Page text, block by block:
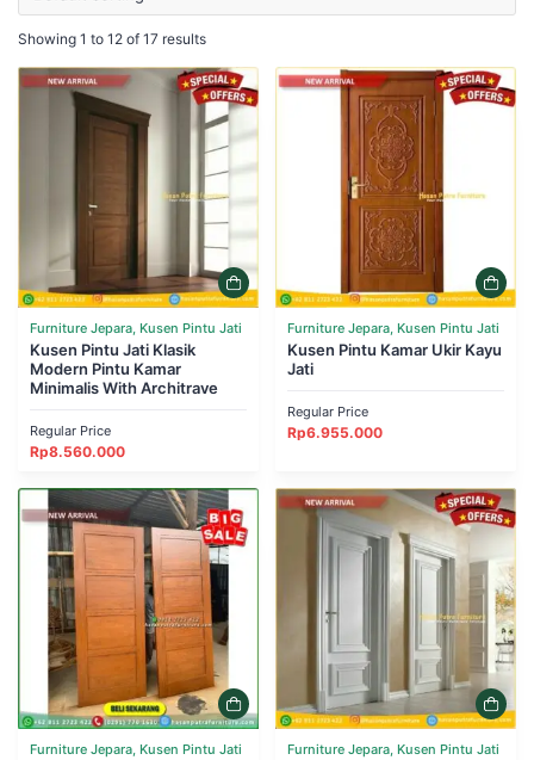
Showing 1 to 12 of 17 results
Furniture Jepara, Kusen Pintu Jati
Kusen Pintu Jati Klasik
Modern Pintu Kamar
Minimalis With Architrave
Regular Price
Rp8.560.000
Furniture Jepara, Kusen Pintu Jati
Kusen Pintu Kamar Ukir Kayu
Jati
Regular Price
Rp6.955.000
Furniture Jepara, Kusen Pintu Jati Furniture Jepara, Kusen Pintu Jati